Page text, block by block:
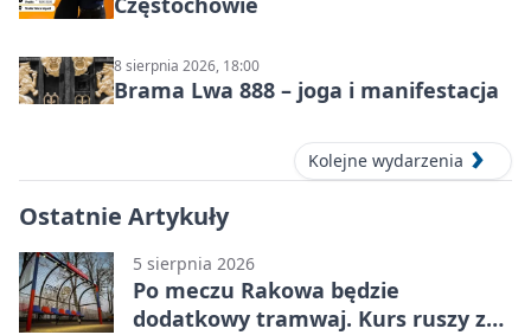
8 sierpnia 2026, 18:00
Brama Lwa 888 – joga i manifestacja
Kolejne wydarzenia
Ostatnie Artykuły
5 sierpnia 2026
Po meczu Rakowa będzie
dodatkowy tramwaj. Kurs ruszy ze